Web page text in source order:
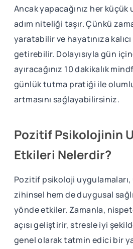
Ancak yapacağınız her
adım niteliği taşır. Çünkü
yaratabilir ve hayatınıza
getirebilir. Dolayısıyla gün
ayıracağınız 10 dakikalık
günlük tutma pratiği ile
artmasını sağlayabilirsiniz.
Pozitif Psikolojinin
Etkileri Nelerdir?
Pozitif psikoloji uygulamaları,
zihinsel hem de duygusal
yönde etkiler. Zamanla,
açısı geliştirir, stresle iyi
genel olarak tatmin edici bir